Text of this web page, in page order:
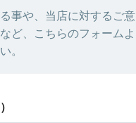
事や、当店に対するご
ど、こちらのフォーム
。